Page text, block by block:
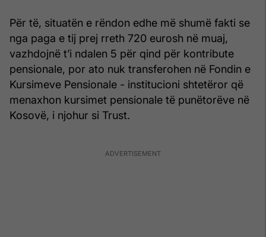
Për të, situatën e rëndon edhe më shumë fakti se
nga paga e tij prej rreth 720 eurosh në muaj,
vazhdojnë t’i ndalen 5 për qind për kontribute
pensionale, por ato nuk transferohen në Fondin e
Kursimeve Pensionale - institucioni shtetëror që
menaxhon kursimet pensionale të punëtorëve në
Kosovë, i njohur si Trust.